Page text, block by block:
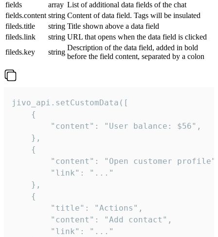
fields
array List of additional data fields of the chat
fields.content string Content of data field. Tags will be insulated
fileds.title
string Title shown above a data field
fileds.link
string URL that opens when the data field is clicked
fileds.key
string
Description of the data field, added in bold
before the field content, separated by a colon
jivo_api.setCustomData([
    {
        "content": "User balance: $56",
    },
    {
"content": "Open customer
        "link": "..."
    },
    {
        "title": "Actions",
        "content": "Add contact",
        "link": "..."